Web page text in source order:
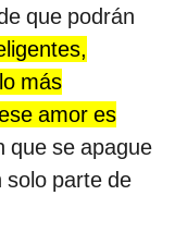
que podrán
más
amor es
que se apague
solo parte de